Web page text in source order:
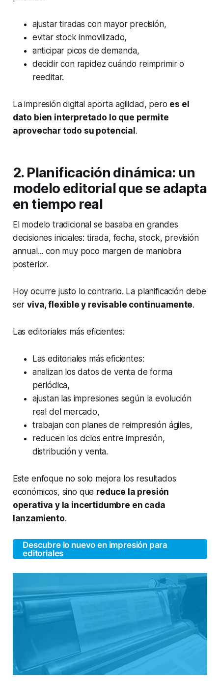
ajustar tiradas con mayor precisión,
evitar stock inmovilizado,
anticipar picos de demanda,
decidir con rapidez cuándo reimprimir o
reeditar.
La impresión digital aporta agilidad, pero es el
dato bien interpretado lo que permite
aprovechar todo su potencial .
2. Planificación dinámica: un
modelo editorial que se adapta
en tiempo real
El modelo tradicional se basaba en grandes
decisiones iniciales: tirada, fecha, stock, previsión
annual... con muy poco margen de maniobra
posterior.
Hoy ocurre justo lo contrario. La planificación debe
serviva, flexible y revisable continuamente.
Las editoriales más eficientes:
Las editoriales más eficientes:
analizan los datos de venta de forma
periódica,
ajustan las impresiones según la evolución
real del mercado,
trabajan con planes de reimpresión ágiles,
reducen los ciclos entre impresión,
distribución y venta.
Este enfoque no solo mejora los resultados
económicos, sino que reduce la presión
operativa y la incertidumbre en cada
lanzamiento.
Descubre lo nuevo en impresión para
editoriales